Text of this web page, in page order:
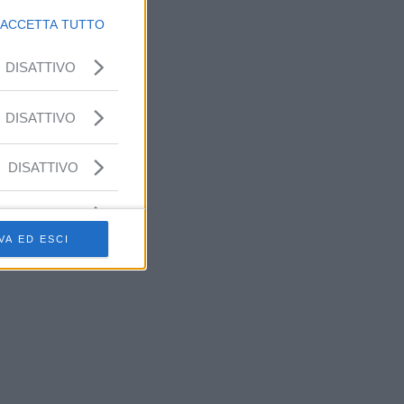
ACCETTA TUTTO
DISATTIVO
DISATTIVO
DISATTIVO
ED ESCI